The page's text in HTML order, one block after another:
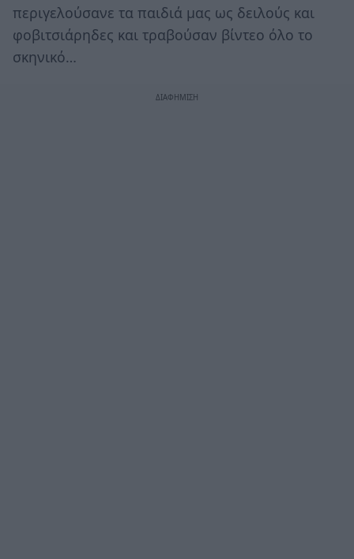
περιγελούσανε τα παιδιά μας ως δειλούς και
φοβιτσιάρηδες και τραβούσαν βίντεο όλο το
σκηνικό…